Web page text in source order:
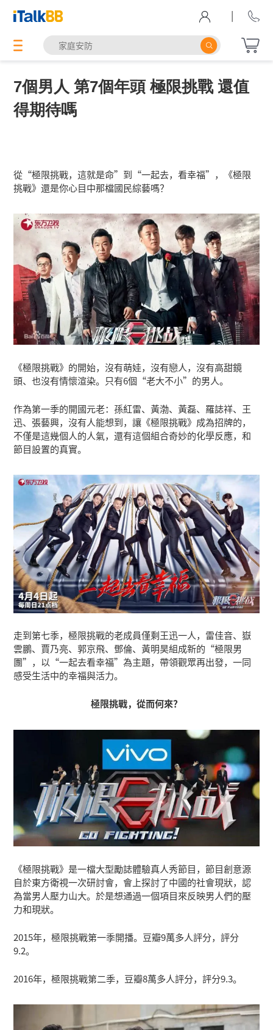
|
7個男人 第7個年頭 極限挑戰 還值
得期待嗎
從“極限挑戰，這就是命”到“一起去，看幸福”，《極限
挑戰》還是你心目中那檔國民綜藝嗎？
《極限挑戰》的開始，沒有萌娃，沒有戀人，沒有高甜鏡
頭、也沒有情懷渲染。只有6個“老大不小”的男人。
作為第一季的開國元老：孫紅雷、黃渤、黃磊、羅誌祥、王
迅、張藝興，沒有人能想到，讓《極限挑戰》成為招牌的，
不僅是這幾個人的人氣，還有這個組合奇妙的化學反應，和
節目設置的真實。
走到第七季，極限挑戰的老成員僅剩王迅一人，雷佳音、嶽
雲鵬、賈乃亮、郭京飛、鄧倫、黃明昊組成新的“極限男
團”，以“一起去看幸福”為主題，帶領觀眾再出發，一同
感受生活中的幸福與活力。
極限挑戰，從而何來？
《極限挑戰》是一檔大型勵誌體驗真人秀節目，節目創意源
自於東方衛視一次研討會，會上探討了中國的社會現狀，認
為當男人壓力山大。於是想通過一個項目來反映男人們的壓
力和現狀。
2015年，極限挑戰第一季開播。豆瓣9萬多人評分，評分
9.2。
2016年，極限挑戰第二季，豆瓣8萬多人評分，評分9.3。